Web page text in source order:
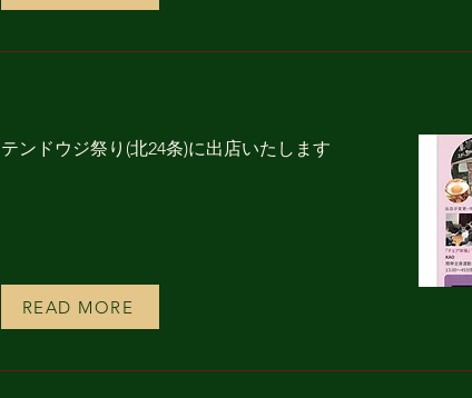
テンドウジ祭り(北24条)に出店いたします
READ MORE